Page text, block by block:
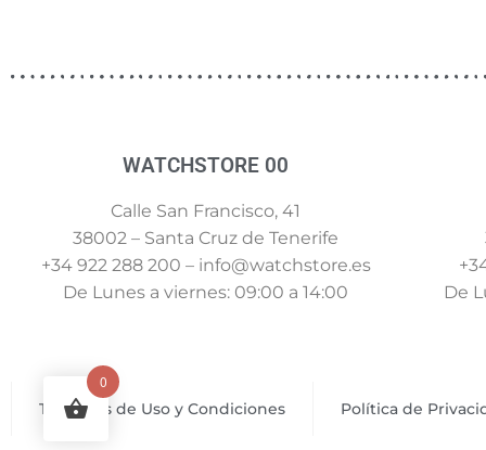
WATCHSTORE 00
Calle San Francisco, 41
38002 – Santa Cruz de Tenerife
+34 922 288 200 – info@watchstore.es
De Lunes a viernes: 09:00 a 14:00
De
Términos de Uso y Condiciones Política de
0